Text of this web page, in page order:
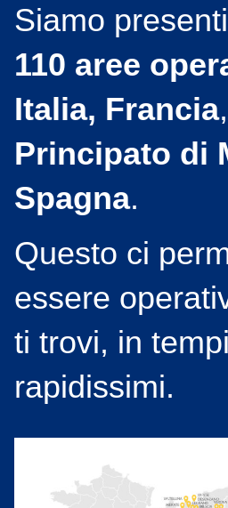
Siamo
110 aree
Italia, Francia,
Principato di
Spagna.
Questo ci
essere
ti trovi, in tempi
rapidissimi.